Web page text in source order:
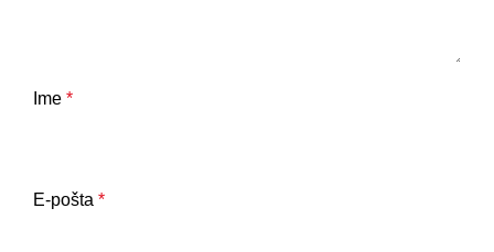
Ime *
E-pošta *